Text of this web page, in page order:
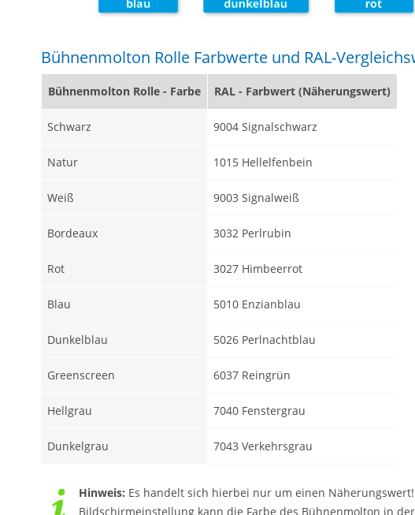
Bühnenmolton Rolle Farbwerte und RAL-
Bühnenmolton Rolle - Farbe RAL - Farbwert (Näherungswert)
Schwarz 9004 Signalschwarz
Natur 1015 Hellelfenbein
Weiß 9003 Signalweiß
Bordeaux 3032 Perlrubin
Rot 3027 Himbeerrot
Blau 5010 Enzianblau
Dunkelblau 5026 Perlnachtblau
Greenscreen 6037 Reingrün
Hellgrau 7040 Fenstergrau
Dunkelgrau 7043 Verkehrsgrau
Hinweis: Es handelt sich hierbei nur um einen
Bildschirmeinstellung kann die Farbe des Bühnenmolton in